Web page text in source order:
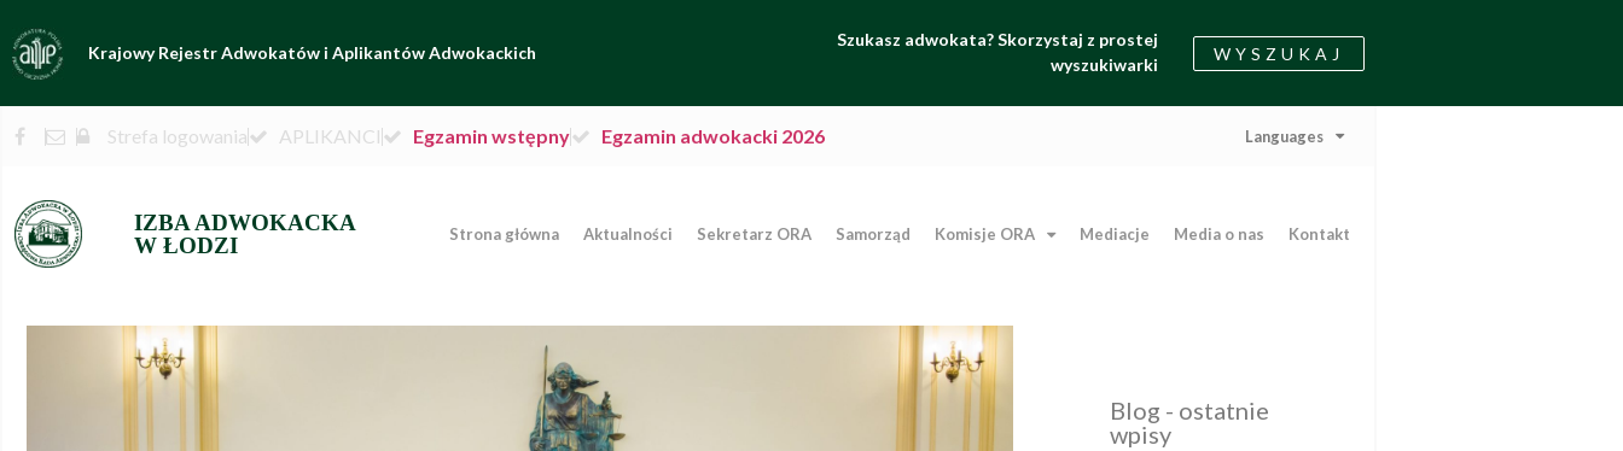
Krajowy Rejestr Adwokatów i Aplikantów Adwokackich
Szukasz adwokata? Skorzystaj z prostej
wyszukiwarki
WYSZUKAJ
Strefa logowania APLIKANCI Egzamin wstępny Egzamin adwokacki 2026 Languages
IZBA ADWOKACKA
W ŁODZI
Strona główna Aktualności Sekretarz ORA Samorząd Komisje ORA Mediacje Media o nas Kontakt
Blog - ostatnie
wpisy